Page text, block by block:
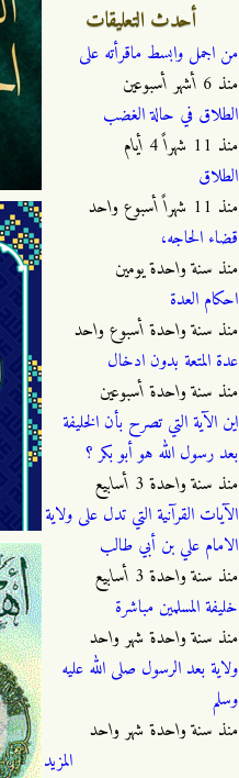
أحدث التعليقات
من اجمل وابسط ماقرأته على
منذ 6 أشهر أسبوعين
الطلاق في حالة الغضب
منذ 11 شهراً 4 أيام
الطلاق
منذ 11 شهراً أسبوع واحد
قضاء الحاجه،
منذ سنة واحدة يومين
احكام العدة
منذ سنة واحدة أسبوع واحد
عدة المتعة بدون ادخال
منذ سنة واحدة أسبوعين
اين الآية التي تصرح بأن الخليفة
بعد رسول الله هو أبو بكر ؟
منذ سنة واحدة 3 أسابيع
الآيات القرآنية التي تدل على ولاية
الامام علي بن أبي طالب
منذ سنة واحدة 3 أسابيع
خليفة المسلمين مباشرة
منذ سنة واحدة شهر واحد
ولاية بعد الرسول صلى الله عليه
وسلم
منذ سنة واحدة شهر واحد
المزيد